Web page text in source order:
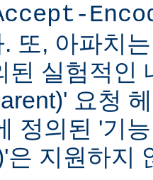
또, 아파치
된 실험적인
요청
정의된 '기
은 지원하지